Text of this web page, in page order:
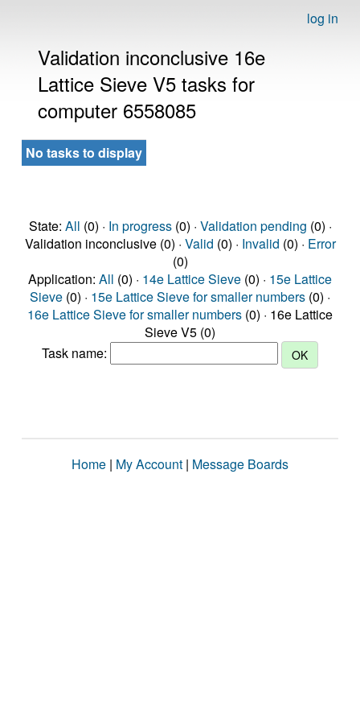
log in
Validation inconclusive 16e
Lattice Sieve V5 tasks for
computer 6558085
No tasks to display
State: All (0) · In progress(0) · Validation pending (0) ·
Validation inconclusive (0) · Valid (0) · Invalid (0) · Error
(0)
Application: All (0) · 14e Lattice Sieve (0) · 15e Lattice
Sieve (0) · 15e Lattice Sieve for smaller numbers (0) ·
16e Lattice Sieve for smaller numbers (0) · 16e Lattice
Sieve V5 (0)
Task name:
Home | My Account | Message Boards